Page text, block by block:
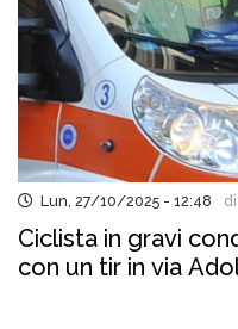
Lun, 27/10/2025 - 12:48
Ciclista in gravi
con un tir in via